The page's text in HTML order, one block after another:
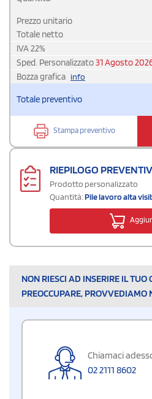
Prezzo unitario
Totale netto
IVA22%
Sped. Personalizzato31 Agosto
Bozza grafica info
Totale preventivo
Stampa preventivo
RIEPILOGO
Prodotto personalizzato
Quantità:Pile lavoro alta
NON RIESCI AD INSERIRE IL TUO
PREOCCUPARE, PROVVEDIAMO
Chiamaci
02 2111 8602